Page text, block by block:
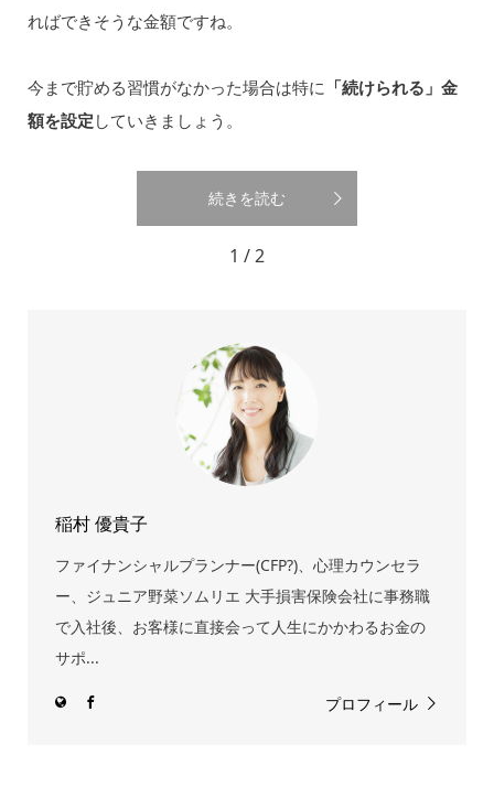
ればできそうな金額ですね。
今まで貯める習慣がなかった場合は特に 「続けられる」金
額を設定 していきましょう。
続きを読む
1 / 2
稲村 優貴子
ファイナンシャルプランナー(CFP?)、心理カウンセラ
ー、ジュニア野菜ソムリエ 大手損害保険会社に事務職
で入社後、お客様に直接会って人生にかかわるお金の
サポ...
プロフィール